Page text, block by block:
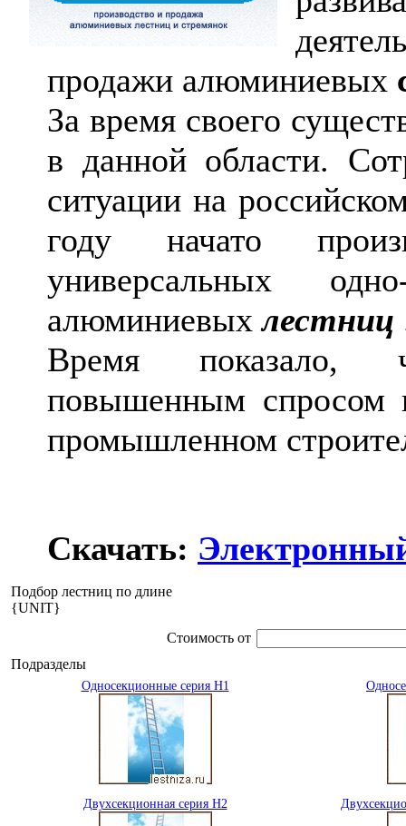
продажи алюминиевых
За время своего
в данной области.
ситуации на
году начато
универсальных
алюминиевыхлестниц
Время показало,
повышенным спросом
промышленном
Скачать:
Подбор лестниц по длине
{UNIT}
Стоимость от
Подразделы
Односекционные серия H1
Двухсекционная серия H2